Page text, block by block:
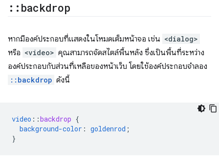
:: backdrop
หากมีองค์ประกอบที่แสดงในโหมดเต็มหน้าจอ เช่น <dialog>
หรือ <video> คุณสามารถจัดสไตล์พื้นหลัง ซึ่งเป็นพื้นที่ระหว่าง
องค์ประกอบกับส่วนที่เหลือของหน้าเว็บ โดยใช้องค์ประกอบจำลอง
::backdrop ดังนี้
video ::backdrop {
background-color : goldenrod ;
}